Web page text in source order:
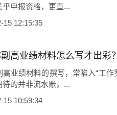
乎申报资格，更直...
15 12:15:35
高业绩材料怎么写才出彩
高业绩材料的撰写，常陷入“工
待的并非流水账，...
15 10:59:34